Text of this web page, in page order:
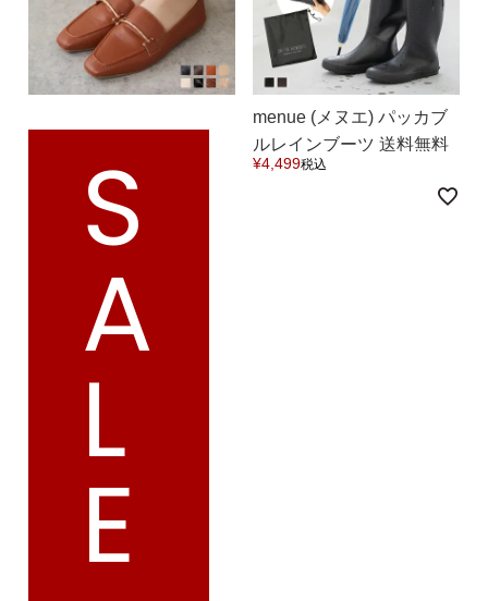
S
A
L
E
menue (メヌエ) パッカブ
ルレインブーツ 送料無料
¥4,499税込